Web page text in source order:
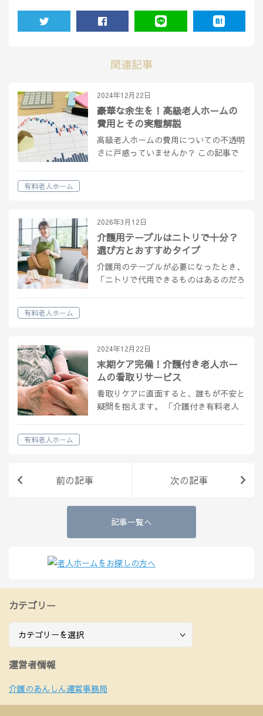
関連記事
2024年12月22日
豪華な余生を！高級老人ホームの
費用とその実態解説
高級老人ホームの費用についての不透明
さに戸惑っていませんか？ この記事で
めの…
有料老人ホーム
2026年3月12日
介護用テーブルはニトリで十分？
選び方とおすすめタイプ
介護用のテーブルが必要になったとき、
「ニトリで代用できるものはあるのだろ
も少…
有料老人ホーム
2024年12月22日
末期ケア完備！介護付き老人ホー
ムの看取りサービス
看取りケアに直面すると、誰もが不安と
疑問を抱えます。 「介護付き有料老人
有料老人ホーム
前の記事 次の記事
記事一覧へ
カテゴリー
テ
ゴ
リ
ー
運営者情報
介護のあんしん運営事務局